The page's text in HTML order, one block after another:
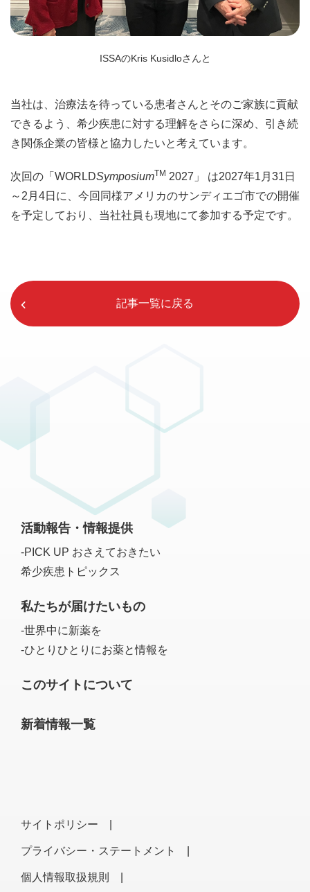
ISSAのKris Kusidloさんと
当社は、治療法を待っている患者さんとそのご家族に貢献
できるよう、希少疾患に対する理解をさらに深め、引き続
き関係企業の皆様と協力したいと考えています。
次回の「WORLDSymposiumTM 2027」 は2027年1月31日
～2月4日に、今回同様アメリカのサンディエゴ市での開催
を予定しており、当社社員も現地にて参加する予定です。
記事一覧に戻る
活動報告・情報提供
-PICK UP おさえておきたい
希少疾患トピックス
私たちが届けたいもの
-世界中に新薬を
-ひとりひとりにお薬と情報を
このサイトについて
新着情報一覧
サイトポリシー |
プライバシー・ステートメント |
個人情報取扱規則 |